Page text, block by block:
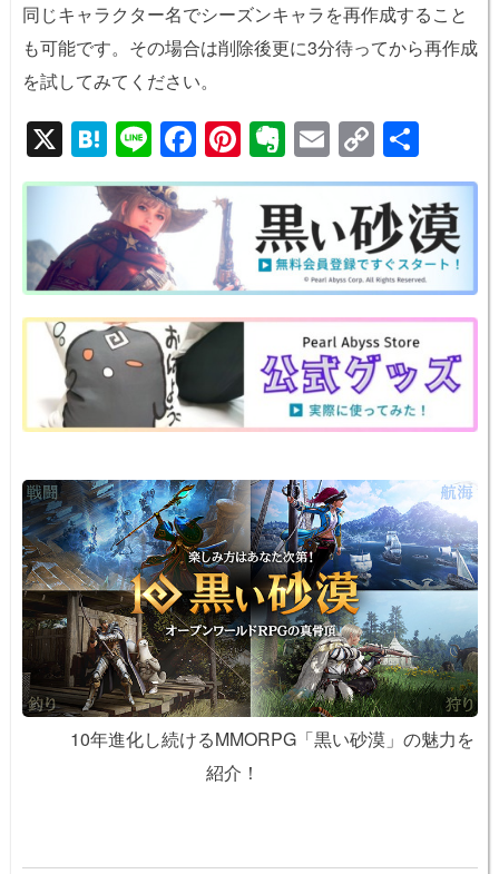
同じキャラクター名でシーズンキャラを再作成すること
も可能です。その場合は削除後更に3分待ってから再作成
を試してみてください。
X H
at
e
n
a
Li
n
e
F
a
c
b
o
o
k
Pi
nt
er
e
st
E
v
er
n
ot
e
E
m
ail
C
o
p
y
Li
n
k
有
10年進化し続けるMMORPG「黒い砂漠」の魅力を
紹介！